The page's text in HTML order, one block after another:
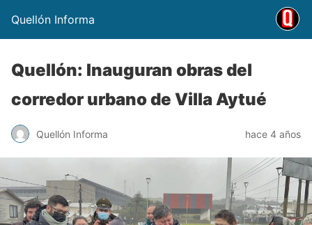
Quellón Informa
Quellón: Inauguran obras del
corredor urbano de Villa Aytué
Quellón Informa hace 4 años